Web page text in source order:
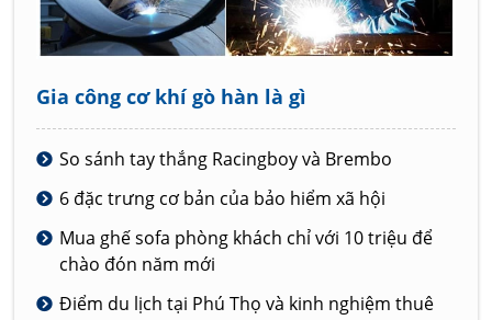
Gia công cơ khí gò hàn là gì
So sánh tay thắng Racingboy và Brembo
6 đặc trưng cơ bản của bảo hiểm xã hội
Mua ghế sofa phòng khách chỉ với 10 triệu để
chào đón năm mới
Điểm du lịch tại Phú Thọ và kinh nghiệm thuê